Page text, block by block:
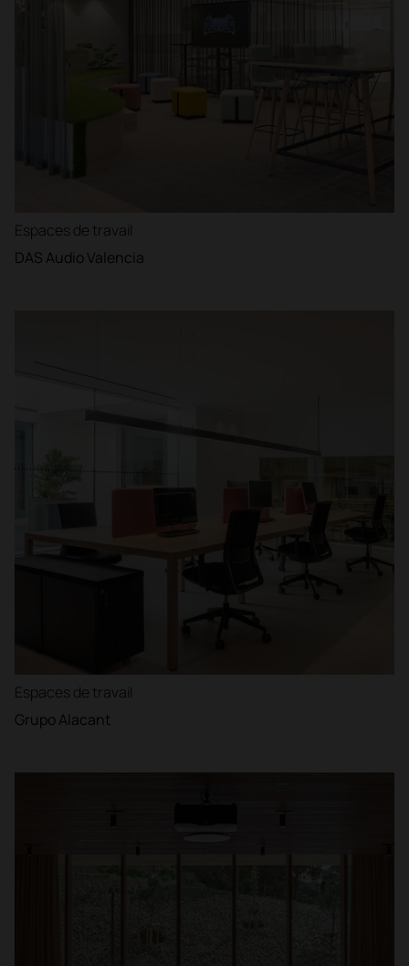
Espaces de travail
DAS Audio Valencia
Espaces de travail
Grupo Alacant